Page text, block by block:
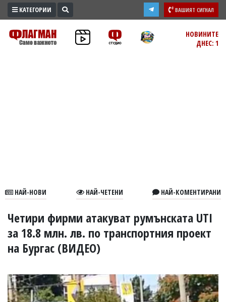
ПРОМО
ЗОНА
В
УКРАЙНА
СПОРТ
РАЗСЛЕДВАНЕ
БИЗНЕС
ЮГ
КАТЕГОРИИ ВАШИЯТ СИГНАЛ
НОВИНИТЕ
ДНЕС: 1
НАЙ-НОВИ НАЙ-ЧЕТЕНИ НАЙ-КОМЕНТИРАНИ
Четири фирми атакуват румънската UTI
за 18.8 млн. лв. по транспортния проект
на Бургас (ВИДЕО)